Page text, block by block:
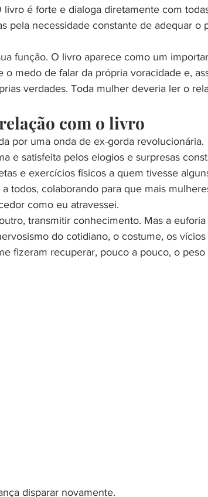
é forte e dialoga diretamente com
pela necessidade constante de adequar o
função. O livro aparece como um
o medo de falar da própria voracidade e,
verdades. Toda mulher deveria ler o
com o livro
por uma onda de ex-gorda revolucionária.
e satisfeita pelos elogios e surpresas
e exercícios físicos a quem tivesse
todos, colaborando para que mais
como eu atravessei.
transmitir conhecimento. Mas a
do cotidiano, o costume, os vícios
fizeram recuperar, pouco a pouco, o peso
disparar novamente.